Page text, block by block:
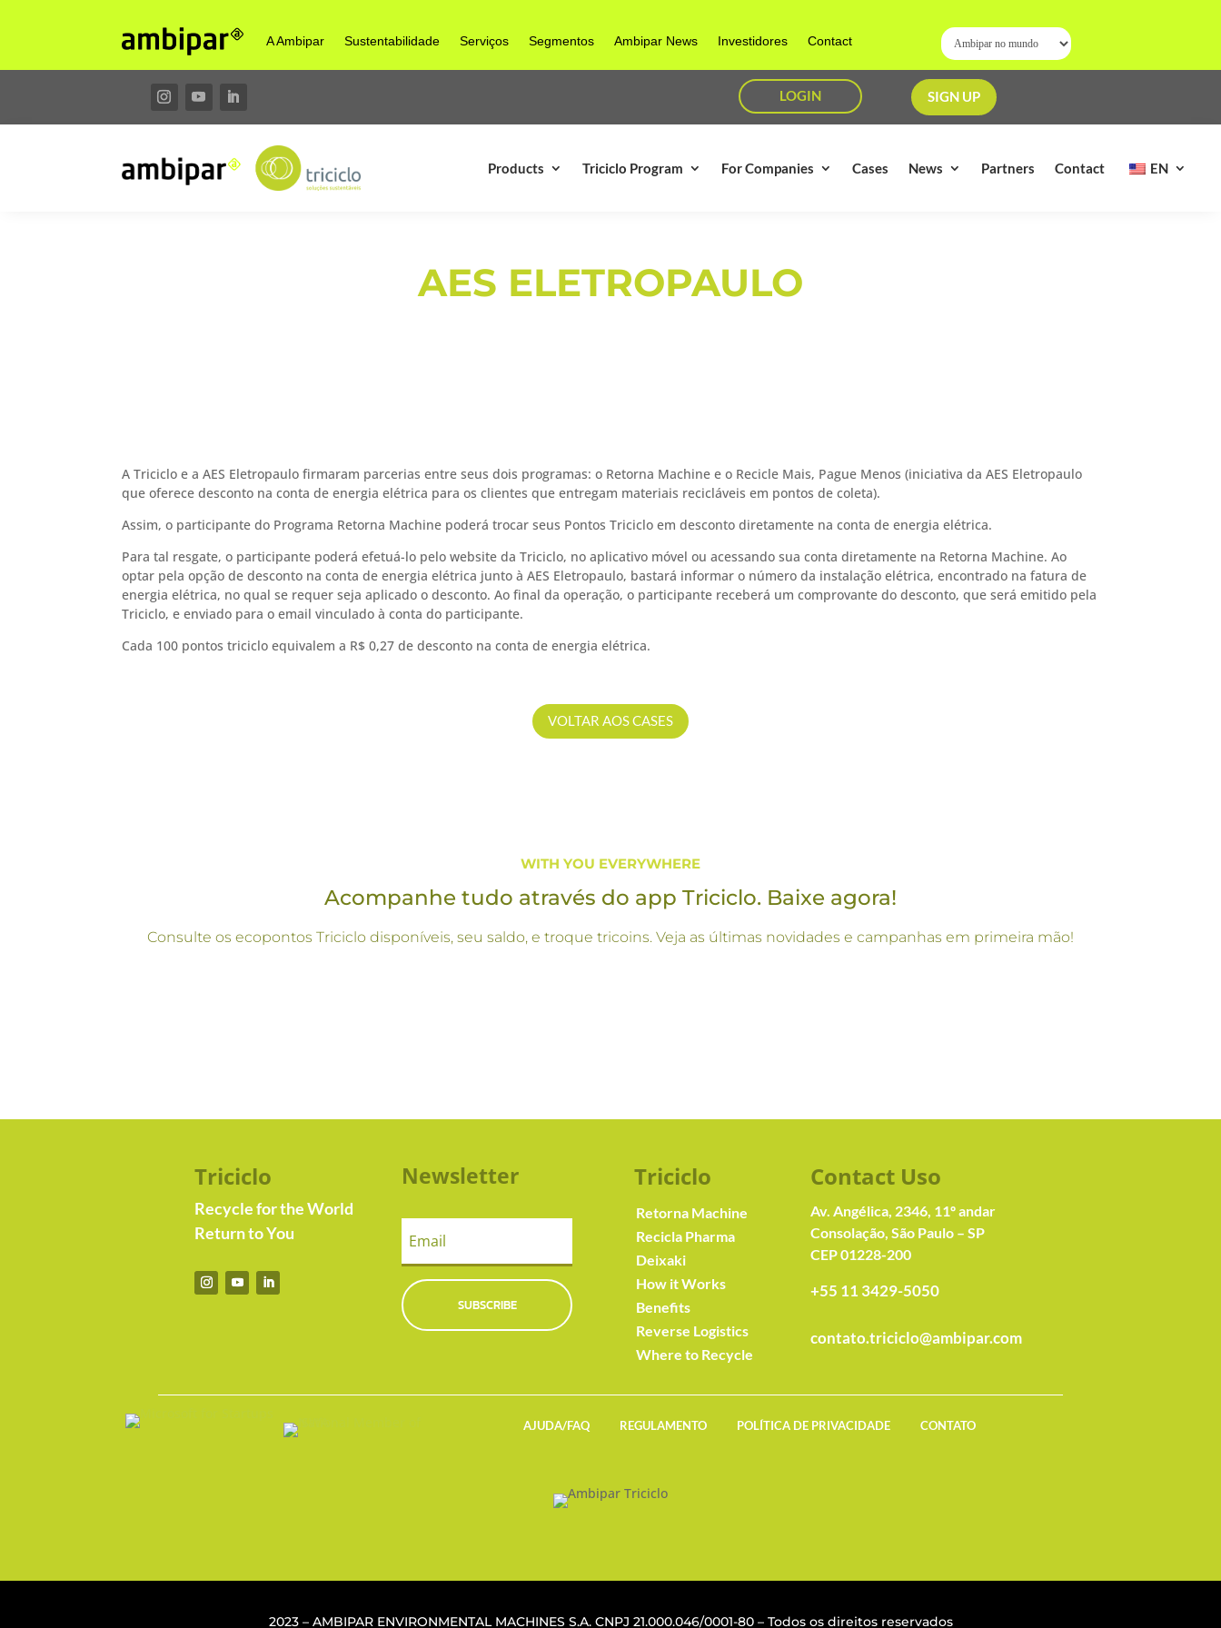
A Ambipar Sustentabilidade Serviços Segmentos Ambipar News Investidores Contact
LOGIN SIGN UP
Products Triciclo Program For Companies Cases News Partners Contact EN
AES ELETROPAULO
A Triciclo e a AES Eletropaulo firmaram parcerias entre seus dois programas: o Retorna Machine e o Recicle Mais, Pague Menos (iniciativa da AES Eletropaulo
que oferece desconto na conta de energia elétrica para os clientes que entregam materiais recicláveis em pontos de coleta).
Assim, o participante do Programa Retorna Machine poderá trocar seus Pontos Triciclo em desconto diretamente na conta de energia elétrica.
Para tal resgate, o participante poderá efetuá-lo pelo website da Triciclo, no aplicativo móvel ou acessando sua conta diretamente na Retorna Machine. Ao
optar pela opção de desconto na conta de energia elétrica junto à AES Eletropaulo, bastará informar o número da instalação elétrica, encontrado na fatura de
energia elétrica, no qual se requer seja aplicado o desconto. Ao final da operação, o participante receberá um comprovante do desconto, que será emitido pela
Triciclo, e enviado para o email vinculado à conta do participante.
Cada 100 pontos triciclo equivalem a R$ 0,27 de desconto na conta de energia elétrica.
VOLTAR AOS CASES
WITH YOU EVERYWHERE
Acompanhe tudo através do app Triciclo. Baixe agora!
Consulte os ecopontos Triciclo disponíveis, seu saldo, e troque tricoins. Veja as últimas novidades e campanhas em primeira mão!
Triciclo
Recycle for the World
Return to You
Newsletter
SUBSCRIBE
Triciclo
Retorna Machine
Recicla Pharma
Deixaki
How it Works
Benefits
Reverse Logistics
Where to Recycle
Contact Uso
Av. Angélica, 2346, 11º andar
Consolação, São Paulo – SP
CEP 01228-200
+55 11 3429-5050
contato.triciclo@ambipar.com
AJUDA/FAQ REGULAMENTO POLÍTICA DE PRIVACIDADE CONTATO
2023 – AMBIPAR ENVIRONMENTAL MACHINES S.A. CNPJ 21.000.046/0001-80– Todos os direitos reservados